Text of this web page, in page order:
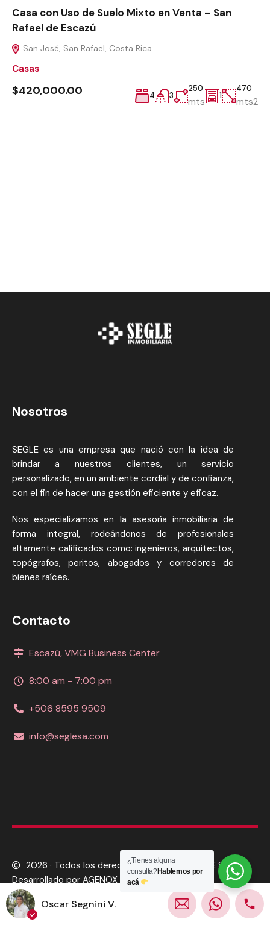
Casa con Uso de Suelo Mixto en Venta – San
Rafael de Escazú
San José, San Rafael, Costa Rica
Casas
$420,000.00 4 3
250
mts
1
470
mts2
Nosotros
SEGLE es una empresa que nació con la idea de
brindar a nuestros clientes, un servicio
personalizado, en un ambiente cordial y de confianza,
con el fin de hacer una gestión eficiente y eficaz.
Nos especializamos en la asesoría inmobiliaria de
forma integral, rodeándonos de profesionales
altamente calificados como: ingenieros, arquitectos,
topógrafos, peritos, abogados y corredores de
bienes raíces.
Contacto
Escazú, VMG Business Center
8:00 am - 7:00 pm
+506 8595 9509
info@seglesa.com
2026 · Todos los derechos reservados SEGLE S.A.
Desarrollado por AGENOX
¿Tienes alguna
consulta?Hablemos por
acá
Oscar Segnini V.